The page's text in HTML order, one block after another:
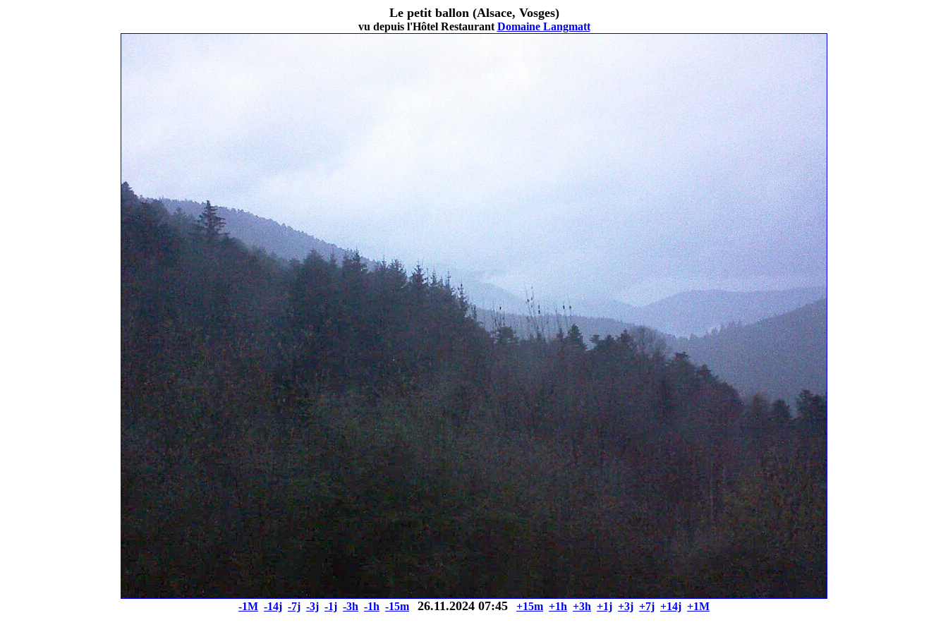
Le petit ballon (Alsace, Vosges)
vu depuis l'Hôtel Restaurant Domaine Langmatt
-1M -14j -7j -3j -1j -3h -1h -15m 26.11.2024 07:45 +15m +1h +3h +1j +3j +7j +14j +1M